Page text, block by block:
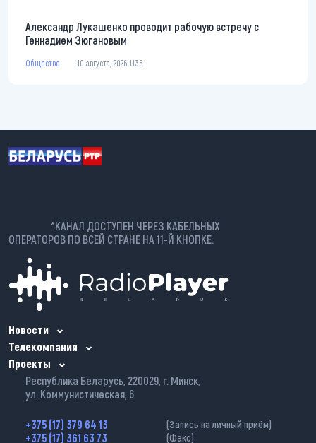
Александр Лукашенко проводит рабочую встречу с
Геннадием Зюгановым
Общество 10 августа, 2026 11:35
*КАНАЛ ДОСТУПЕН ЧЕРЕЗ КАБЕЛЬНЫХ
ОПЕРАТОРОВ ПО ВСЕЙ СТРАНЕ НА 11-Й КНОПКЕ.
Новости
Телекомпания
Проекты
Республика Беларусь, 220029, г. Минск,
ул. Коммунистическая, 6
+375 (17) 379 64 13 (Запись на личный приём)
+375 (17) 361 63 73 (Факс)